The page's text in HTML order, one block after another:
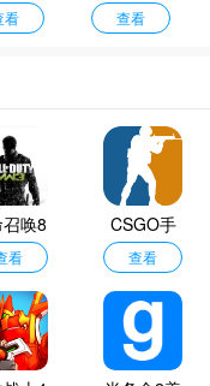
版本
看
中文版
查看
唤8
版
看
CSGO手
游
查看